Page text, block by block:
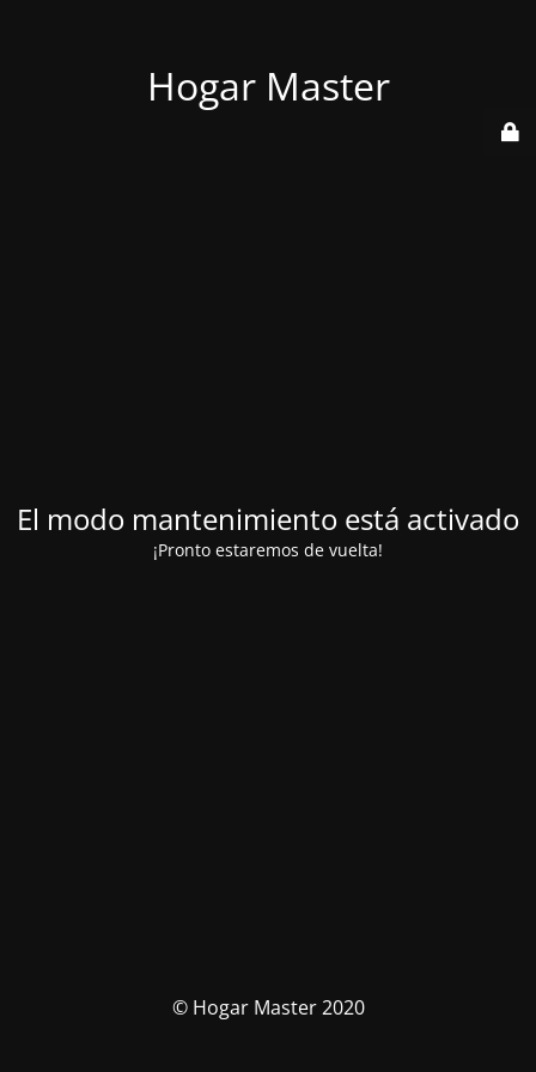
Hogar Master
El modo mantenimiento está activado
¡Pronto estaremos de vuelta!
© Hogar Master 2020